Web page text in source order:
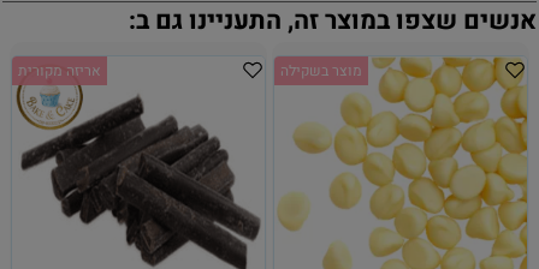
אנשים שצפו במוצר זה, התעניינו גם ב:
מוצר בשקילה אריזה מקורית